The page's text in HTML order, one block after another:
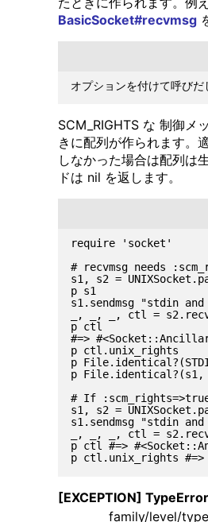
BasicSocket#recvmsg
SCM_RIGHTS な 制御メ
きに配列が作られます。
しなかった場合は配列は
ドは nil を返します。
require 'socket'
# recvmsg needs
s1, s2 =
p s1
s1.sendmsg "stdin
_, _, _, ctl =
p ctl
#=>
p ctl.unix_rights
p
p
# If
s1, s2 =
s1.sendmsg "stdin
_, _, _, ctl =
p ctl #=>
[EXCEPTION]
family/level/